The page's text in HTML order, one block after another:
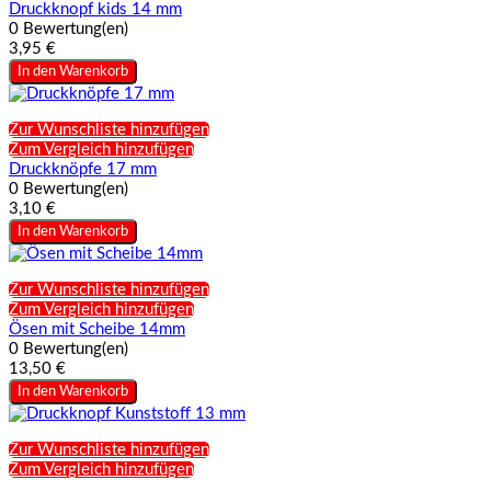
Druckknopf kids 14 mm
0 Bewertung(en)
3,95 €
In den Warenkorb
Zur Wunschliste hinzufügen
Zum Vergleich hinzufügen
Druckknöpfe 17 mm
0 Bewertung(en)
3,10 €
In den Warenkorb
Zur Wunschliste hinzufügen
Zum Vergleich hinzufügen
Ösen mit Scheibe 14mm
0 Bewertung(en)
13,50 €
In den Warenkorb
Zur Wunschliste hinzufügen
Zum Vergleich hinzufügen